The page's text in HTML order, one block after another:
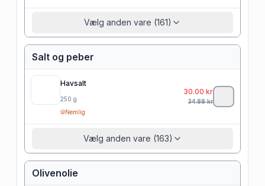
Vælg anden vare (161)
Salt og peber
Havsalt
250 g
Nemlig
30.00 kr
34.88kr
Vælg anden vare (163)
Olivenolie